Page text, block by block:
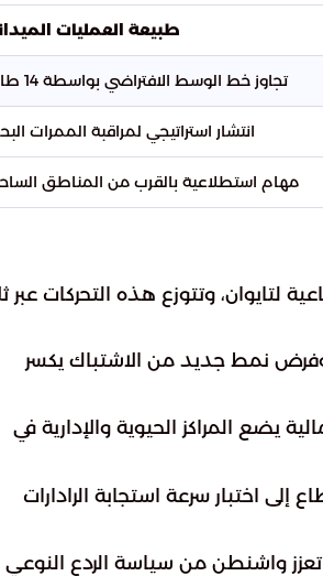
طبيعة العمليات
تجاوز خط الوسط الافتراضي بواسطة 14 طائرة
انتشار استراتيجي لمراقبة الممرات
مهام استطلاعية بالقرب من المناطق
لتايوان، وتتوزع هذه التحركات عبر
نمط جديد من الاشتباك يكسر
يضع المراكز الحيوية والإدارية في
اختبار سرعة استجابة الرادارات
واشنطن من سياسة الردع النوعي